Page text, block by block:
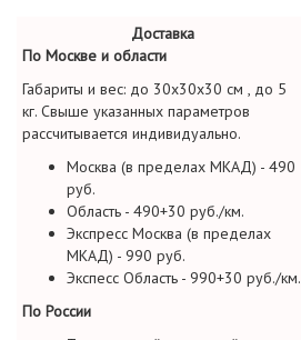
Доставка
По Москве и области
Габариты и вес: до 30х30х30 см , до 5
кг. Свыше указанных параметров
рассчитывается индивидуально.
Москва (в пределах МКАД) - 490
руб.
Область - 490+30 руб./км.
Экспресс Москва (в пределах
МКАД) - 990 руб.
Экспесс Область - 990+30 руб./км.
По России